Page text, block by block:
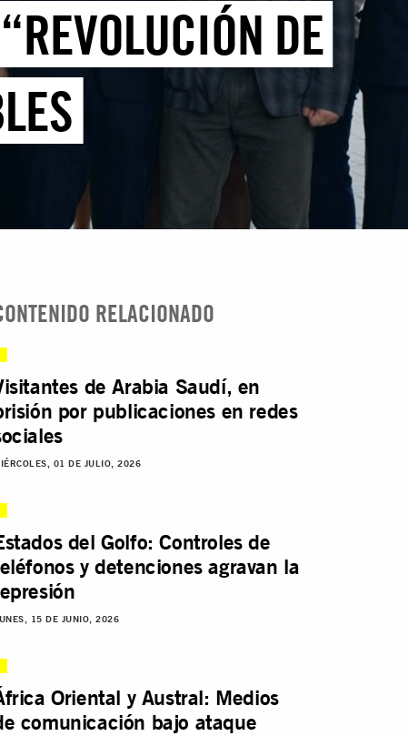
DE
RELACIONADO
de Arabia Saudí, en
por publicaciones en redes
01 DE JULIO, 2026
del Golfo: Controles de
y detenciones agravan la
15 DE JUNIO, 2026
Oriental y Austral: Medios
comunicación bajo ataque